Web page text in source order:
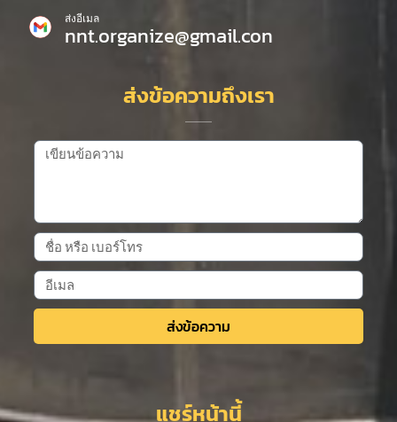
ส่งอีเมล
nnt.organize@gmail.con
ส่งข้อความถึงเรา
ส่งข้อความ
แชร์หน้านี้